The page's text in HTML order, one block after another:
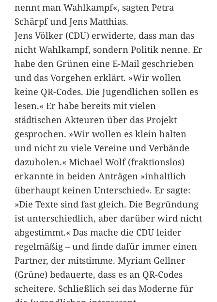
nennt man Wahlkampf«, sagten Petra
Schärpf und Jens Matthias.
Jens Völker (CDU) erwiderte, dass man das
nicht Wahlkampf, sondern Politik nenne. Er
habe den Grünen eine E-Mail geschrieben
und das Vorgehen erklärt. »Wir wollen
keine QR-Codes. Die Jugendlichen sollen es
lesen.« Er habe bereits mit vielen
städtischen Akteuren über das Projekt
gesprochen. »Wir wollen es klein halten
und nicht zu viele Vereine und Verbände
dazuholen.« Michael Wolf (fraktionslos)
erkannte in beiden Anträgen »inhaltlich
überhaupt keinen Unterschied«. Er sagte:
»Die Texte sind fast gleich. Die Begründung
ist unterschiedlich, aber darüber wird nicht
abgestimmt.« Das mache die CDU leider
regelmäßig – und finde dafür immer einen
Partner, der mitstimme. Myriam Gellner
(Grüne) bedauerte, dass es an QR-Codes
scheitere. Schließlich sei das Moderne für